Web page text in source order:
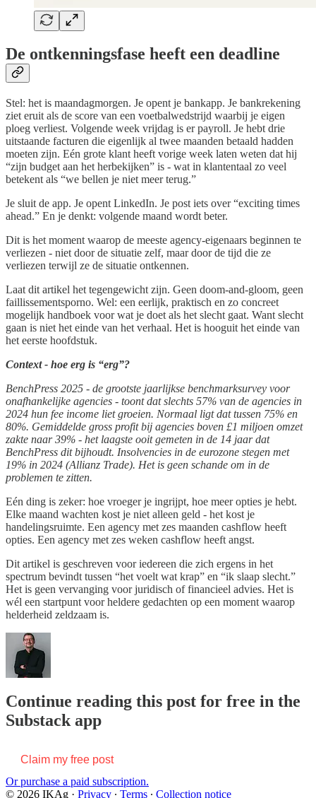
De ontkenningsfase heeft een deadline
Stel: het is maandagmorgen. Je opent je bankapp. Je bankrekening
ziet eruit als de score van een voetbalwedstrijd waarbij je eigen
ploeg verliest. Volgende week vrijdag is er payroll. Je hebt drie
uitstaande facturen die eigenlijk al twee maanden betaald hadden
moeten zijn. Eén grote klant heeft vorige week laten weten dat hij
“zijn budget aan het herbekijken” is - wat in klantentaal zo veel
betekent als “we bellen je niet meer terug.”
Je sluit de app. Je opent LinkedIn. Je post iets over “exciting times
ahead.” En je denkt: volgende maand wordt beter.
Dit is het moment waarop de meeste agency-eigenaars beginnen te
verliezen - niet door de situatie zelf, maar door de tijd die ze
verliezen terwijl ze de situatie ontkennen.
Laat dit artikel het tegengewicht zijn. Geen doom-and-gloom, geen
faillissementsporno. Wel: een eerlijk, praktisch en zo concreet
mogelijk handboek voor wat je doet als het slecht gaat. Want slecht
gaan is niet het einde van het verhaal. Het is hooguit het einde van
het eerste hoofdstuk.
Context - hoe erg is “erg”?
BenchPress 2025 - de grootste jaarlijkse benchmarksurvey voor
onafhankelijke agencies - toont dat slechts 57% van de agencies in
2024 hun fee income liet groeien. Normaal ligt dat tussen 75% en
80%. Gemiddelde gross profit bij agencies boven £1 miljoen omzet
zakte naar 39% - het laagste ooit gemeten in de 14 jaar dat
BenchPress dit bijhoudt. Insolvencies in de eurozone stegen met
19% in 2024 (Allianz Trade). Het is geen schande om in de
problemen te zitten.
Eén ding is zeker: hoe vroeger je ingrijpt, hoe meer opties je hebt.
Elke maand wachten kost je niet alleen geld - het kost je
handelingsruimte. Een agency met zes maanden cashflow heeft
opties. Een agency met zes weken cashflow heeft angst.
Dit artikel is geschreven voor iedereen die zich ergens in het
spectrum bevindt tussen “het voelt wat krap” en “ik slaap slecht.”
Het is geen vervanging voor juridisch of financieel advies. Het is
wél een startpunt voor heldere gedachten op een moment waarop
helderheid zeldzaam is.
Continue reading this post for free in the
Substack app
Claim my free post
Or purchase a paid subscription.
© 2026 IKAg · Privacy ∙ Terms ∙ Collection notice